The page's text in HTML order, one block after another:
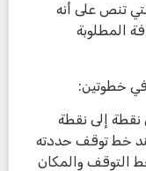
تنص على أنه
المطلوبة
خطوتين:
نقطة إلى نقطة
وتوقف عند خط توقف حددته
التوقف والمكان